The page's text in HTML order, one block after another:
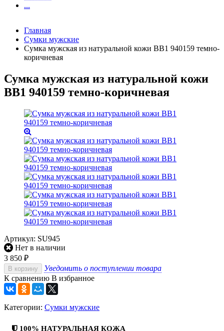
...
Главная
Сумки мужские
Сумка мужская из натуральной кожи BB1 940159 темно-
коричневая
Сумка мужская из натуральной кожи
BB1 940159 темно-коричневая
Артикул: SU945
Нет в наличии
3 850 ₽
В корзину
Уведомить о поступлении товара
К сравнению В избранное
Категории: Сумки мужские
100% НАТУРАЛЬНАЯ КОЖА